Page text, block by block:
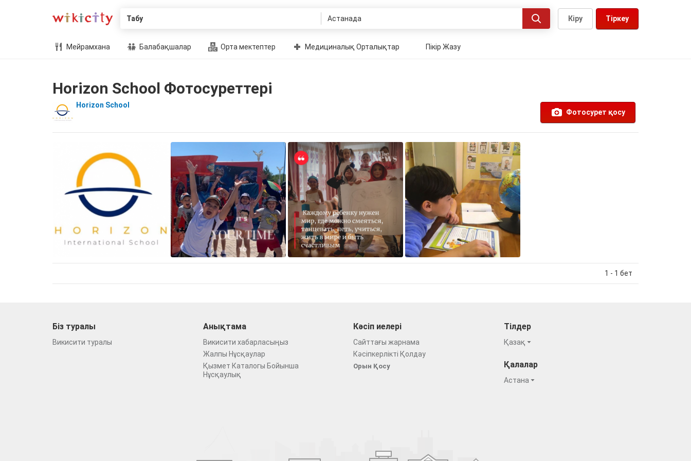
Табу Тіркеу
Кіру
Мейрамхана Балабақшалар Орта мектептер Медициналық Орталықтар Пікір Жазу
Horizon School Фотосуреттері
Horizon School
Фотосурет қосу
1 - 1 бет
Біз туралы
Викисити туралы
Анықтама
Викисити хабарласыңыз
Жалпы Нұсқаулар
Қызмет Каталогы Бойынша
Нұсқаулық
Кәсіп иелері
Сайттағы жарнама
Кәсіпкерлікті Қолдау
Орын Қосу
Тілдер
Қазақ
Қалалар
Астана